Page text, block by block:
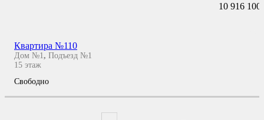
10 916 100
Квартира №110
Дом №1, Подъезд №1
15 этаж
Свободно